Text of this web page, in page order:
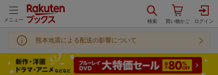
メニュー
熊本地震による配送の影響について